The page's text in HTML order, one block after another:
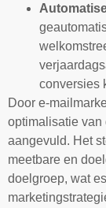
conversies
Door e-
optimalisatie van
aangevuld. Het
meetbare en
doelgroep, wat